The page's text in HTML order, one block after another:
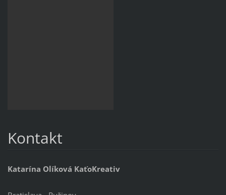
Kontakt
Katarína Olíková KaťoKreativ